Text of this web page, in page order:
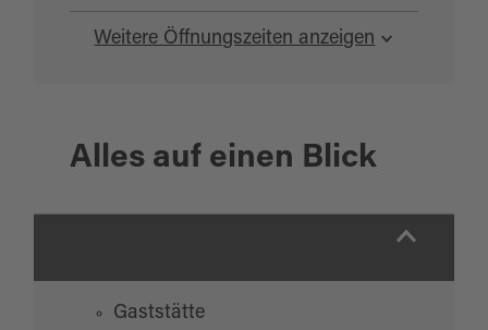
Weitere Öffnungszeiten anzeigen
Alles auf einen Blick
Gaststätte